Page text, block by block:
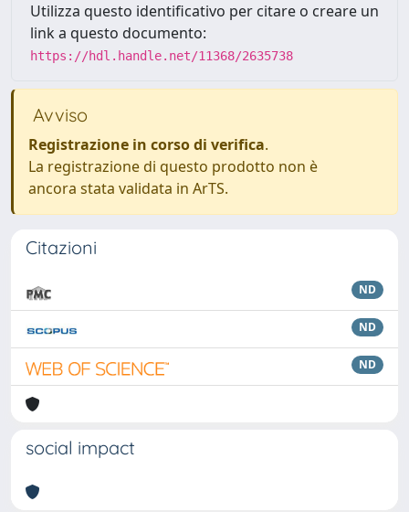
Utilizza questo identificativo per citare o creare un
link a questo documento:
https://hdl.handle.net/11368/2635738
Avviso
Registrazione in corso di verifica.
La registrazione di questo prodotto non è
ancora stata validata in ArTS.
Citazioni
ND
ND
ND
social impact